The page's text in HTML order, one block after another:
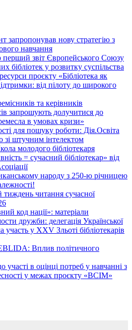
запропонував нову стратегію з
навчання
перший звіт Європейського Союзу
бібліотек у розвитку суспільства
проєкту «Бібліотека як
від пілоту до широкого
та керівників
запрошують долучитися до
в умовах кризи»
для пошуку роботи: Дія.Освіта
зі штучним інтелектом
молодого бібліотекаря
= сучасний бібліотекар» від
народу з 250-ю річницею
тиждень читання сучасної
код нації»: матеріали
дружби: делегація Української
участь у XXV Зльоті бібліотекарів
Вплив політичного
участі в оцінці потреб у навчанні з
у межах проєкту «ВСІМ»